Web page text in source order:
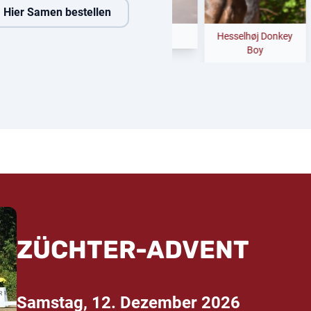
Hier Samen bestellen
Hesselhøj Donkey
ZÜCHTER-ADVENT
Samstag, 12. Dezember 2026